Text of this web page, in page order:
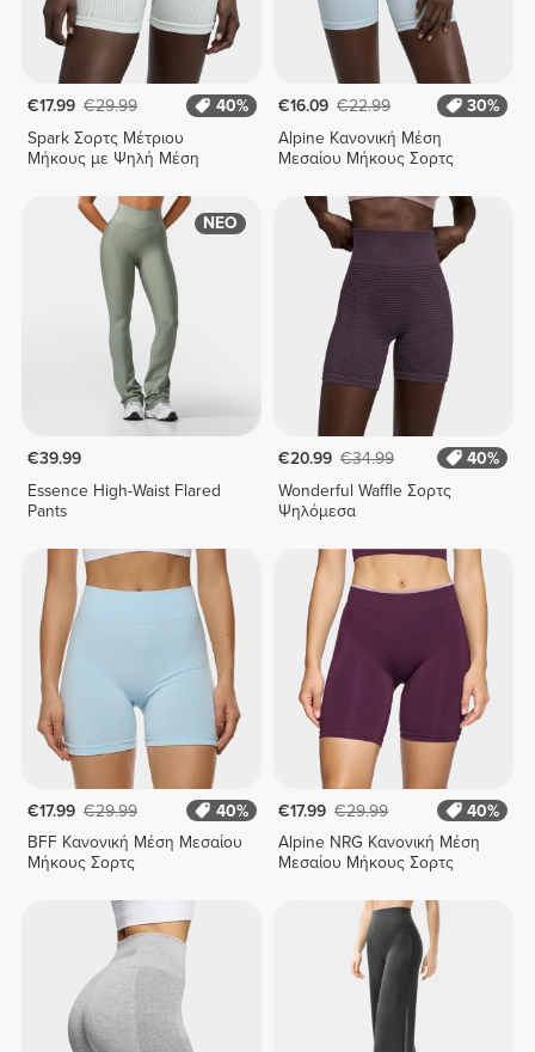
€17.99 €29.99
40%
Spark Σορτς Μέτριου
Μήκους με Ψηλή Μέση
€16.09 €22.99
30%
Alpine Κανονική Μέση
Μεσαίου Μήκους Σορτς
ΝΕΟ
€39.99
Essence High-Waist Flared
Pants
€20.99 €34.99
40%
Wonderful Waffle Σορτς
Ψηλόμεσα
€17.99 €29.99
40%
BFF Κανονική Μέση Μεσαίου
Μήκους Σορτς
€17.99 €29.99
40%
Alpine NRG Κανονική Μέση
Μεσαίου Μήκους Σορτς